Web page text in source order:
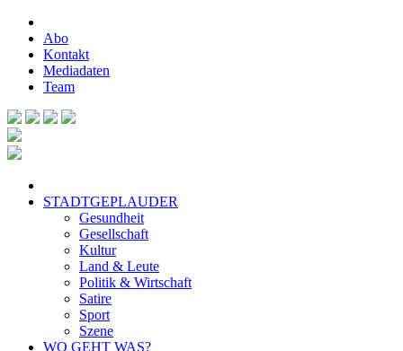
Abo
Kontakt
Mediadaten
Team
STADTGEPLAUDER
Gesundheit
Gesellschaft
Kultur
Land & Leute
Politik & Wirtschaft
Satire
Sport
Szene
WO GEHT WAS?